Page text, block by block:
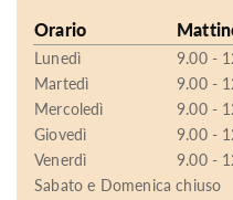
Orario
Lunedì 9.00 -
Martedì
9.00 -
Mercoledì
9.00 -
Giovedì
9.00 -
Venerdì
9.00 -
Sabato e Domenica chiuso